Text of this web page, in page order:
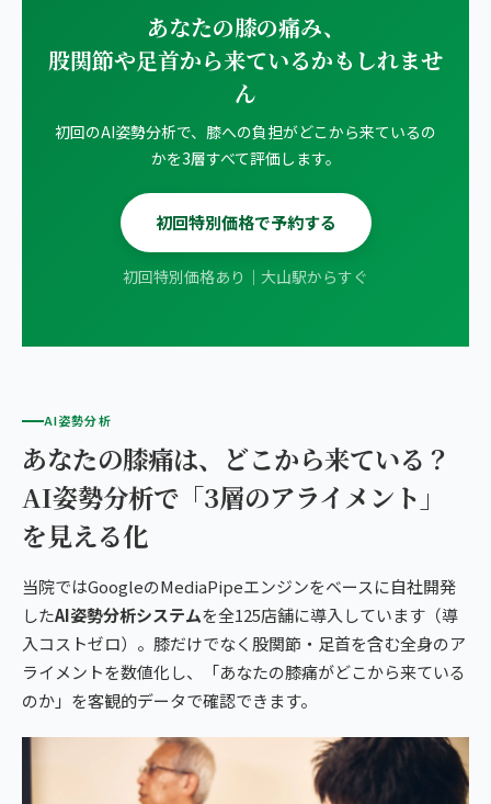
あなたの膝の痛み、
股関節や足首から来ているかもしれませ
ん
初回のAI姿勢分析で、膝への負担がどこから来ているの
かを3層すべて評価します。
初回特別価格で予約する
初回特別価格あり｜大山駅からすぐ
AI姿勢分析
あなたの膝痛は、どこから来ている？
AI姿勢分析で「3層のアライメント」
を見える化
当院ではGoogleのMediaPipeエンジンをベースに自社開発
したAI姿勢分析システムを全125店舗に導入しています（導
入コストゼロ）。膝だけでなく股関節・足首を含む全身のア
ライメントを数値化し、「あなたの膝痛がどこから来ている
のか」を客観的データで確認できます。